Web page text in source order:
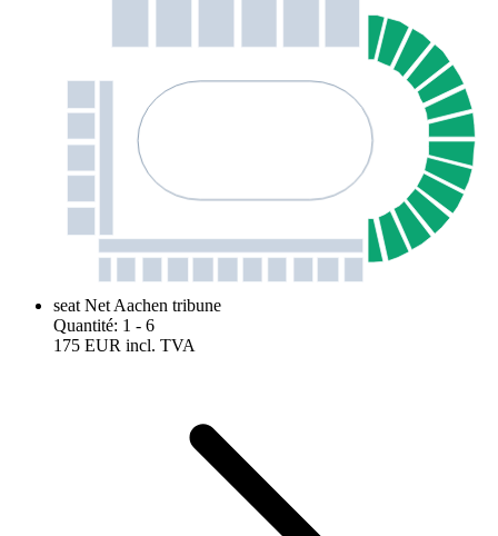
seat Net Aachen tribune
Quantité: 1 - 6
175 EUR incl. TVA